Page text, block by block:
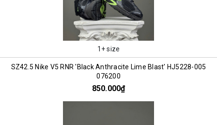
1+ size
SZ42.5 Nike V5 RNR 'Black Anthracite Lime Blast' HJ5228-005
076200
850.000₫